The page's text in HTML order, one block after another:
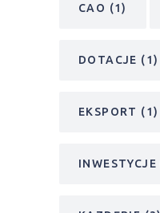
CAO (1)
DOTACJE (1)
EKSPORT (1)
INWESTYCJE